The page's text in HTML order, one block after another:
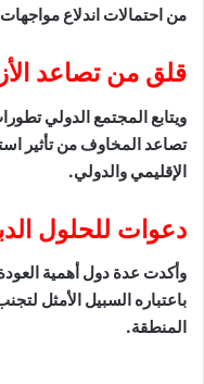
من احتمالات اندلاع
قلق من تصاعد
ويتابع المجتمع الدولي
تصاعد المخاوف من تأثير
الإقليمي والدولي.
دعوات للحلول
وأكدت عدة دول أهمية
باعتباره السبيل الأمثل
المنطقة.